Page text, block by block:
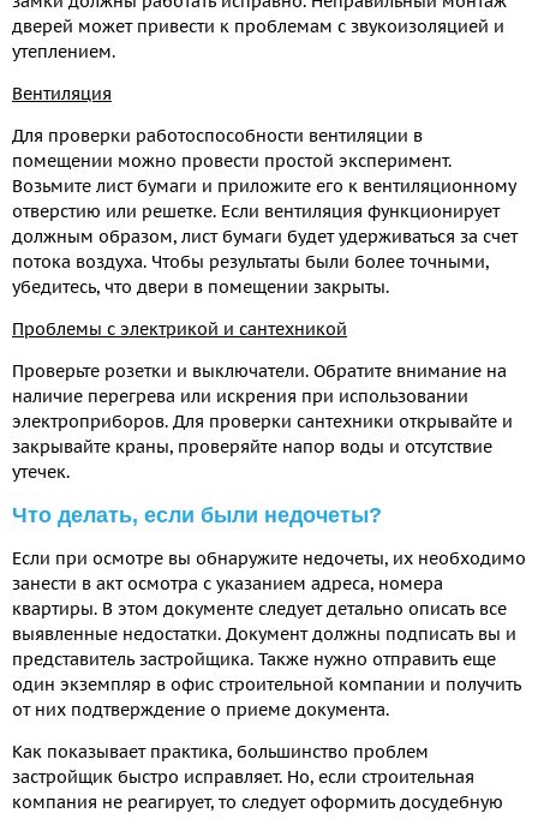
дверей может привести к проблемам с звукоизоляцией и
утеплением.
Вентиляция
Для проверки работоспособности вентиляции в
помещении можно провести простой эксперимент.
Возьмите лист бумаги и приложите его к вентиляционному
отверстию или решетке. Если вентиляция функционирует
должным образом, лист бумаги будет удерживаться за счет
потока воздуха. Чтобы результаты были более точными,
убедитесь, что двери в помещении закрыты.
Проблемы с электрикой и сантехникой
Проверьте розетки и выключатели. Обратите внимание на
наличие перегрева или искрения при использовании
электроприборов. Для проверки сантехники открывайте и
закрывайте краны, проверяйте напор воды и отсутствие
утечек.
Что делать, если были недочеты?
Если при осмотре вы обнаружите недочеты, их необходимо
занести в акт осмотра с указанием адреса, номера
квартиры. В этом документе следует детально описать все
выявленные недостатки. Документ должны подписать вы и
представитель застройщика. Также нужно отправить еще
один экземпляр в офис строительной компании и получить
от них подтверждение о приеме документа.
Как показывает практика, большинство проблем
застройщик быстро исправляет. Но, если строительная
компания не реагирует, то следует оформить досудебную